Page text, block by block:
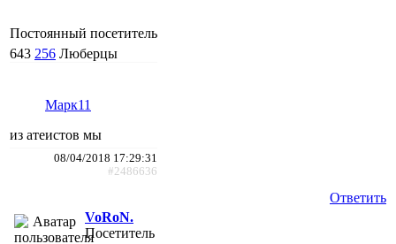
Постоянный посетитель
643 256 Люберцы
Марк11
из атеистов мы
08/04/2018 17:29:31
#2486636
Ответить
VoRoN.
Посетитель